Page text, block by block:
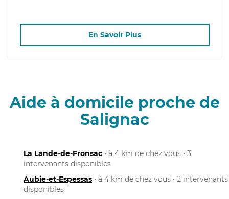
En Savoir Plus
Aide à domicile proche de
Salignac
La Lande-de-Fronsac • à 4 km de chez vous • 3
intervenants disponibles
Aubie-et-Espessas • à 4 km de chez vous • 2 intervenants
disponibles